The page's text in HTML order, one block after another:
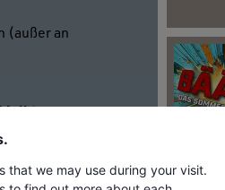
(außer an
unser
that we may use during your visit.